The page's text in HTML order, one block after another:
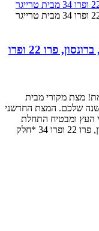
מצת W200 לגריל מעשנה דגמי ריינג'ר, ברונסון, פרו 22 ופרו
מצת מקורי מבית
שלכם. המצת החדשני
העץ ומבטיח התחלת
34
*חלק